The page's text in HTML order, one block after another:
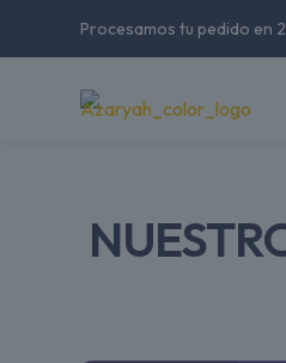
Procesamos tu pedido en